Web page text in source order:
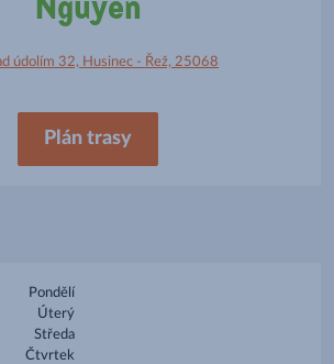
údolím 32, Husinec - Řež, 25068
Plán trasy
Pondělí
Úterý
Středa
Čtvrtek